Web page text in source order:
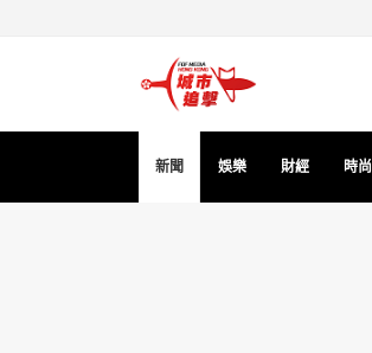
新聞 娛樂 財經 時尚